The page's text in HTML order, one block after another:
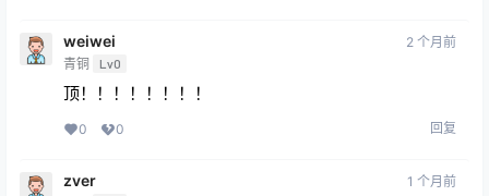
weiwei
青铜 Lv0
2 个月前
顶！！！！！！！！
0 0 回复
zver 1 个月前